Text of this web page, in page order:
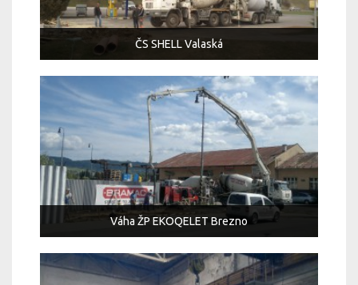
ČS SHELL Valaská
Váha ŽP EKOQELET Brezno